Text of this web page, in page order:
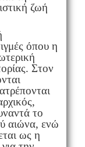
ζωή
όπου η
Στον
το
αιώνα, ενώ
ως η